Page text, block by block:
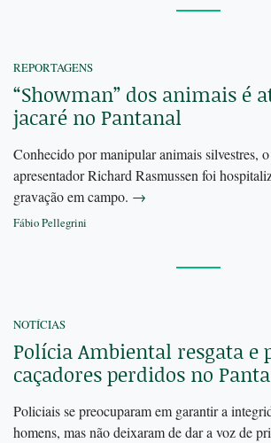
REPORTAGENS
“Showman” dos animais é
jacaré no Pantanal
Conhecido por manipular animais silvestres,
apresentador Richard Rasmussen foi
gravação em campo. →
Fábio Pellegrini
NOTÍCIAS
Polícia Ambiental resgata e
caçadores perdidos no
Policiais se preocuparam em garantir a
homens, mas não deixaram de dar a voz de